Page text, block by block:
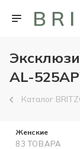
AL-
Каталог
Женские
83 ТОВАРА